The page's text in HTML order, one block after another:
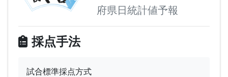
府県日統計値予報
採点手法
試合標準採点方式